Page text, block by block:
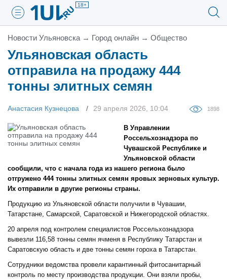
18+
Новости Ульяновска → Город онлайн → Общество
Ульяновская область
отправила на продажу 444
тонны элитных семян
Анастасия Кузнецова 29 апреля 2026, 10:04 1898
В Управлении
Россельхознадзора по
Чувашской Республике и
Ульяновской области
сообщили, что с начала года из нашего региона было
отгружено 444 тонны элитных семян яровых зерновых культур.
Их отправили в другие регионы страны.
Продукцию из Ульяновской области получили в Чувашии,
Татарстане, Самарской, Саратовской и Нижегородской областях.
20 апреля под контролем специалистов Россельхознадзора
вывезли 116,58 тонны семян ячменя в Республику Татарстан и
Саратовскую область и две тонны семян гороха в Татарстан.
Сотрудники ведомства провели карантинный фитосанитарный
контроль по месту производства продукции. Они взяли пробы,